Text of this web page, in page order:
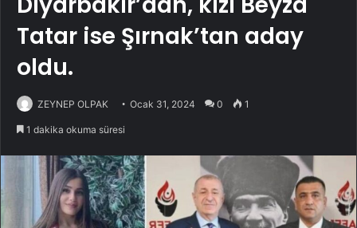
Tatar ise Şırnak’tan aday
oldu.
ZEYNEP OLPAK Ocak 31, 2024 0 1
1 dakika okuma süresi